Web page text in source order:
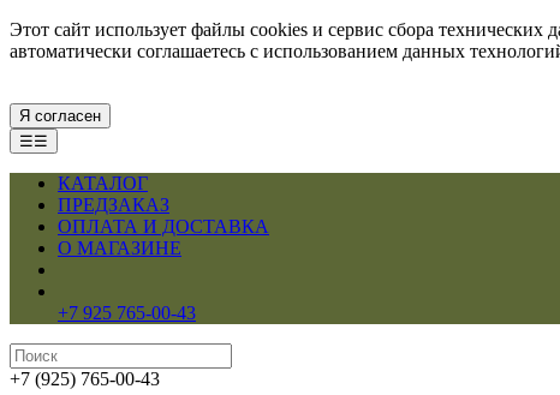
Этот сайт использует файлы cookies и сервис сбора
автоматически соглашаетесь с использованием данных
Я согласен
☰☰
КАТАЛОГ
ПРЕДЗАКАЗ
ОПЛАТА И ДОСТАВКА
О МАГАЗИНЕ
+7 925 765-00-43
+7 (925) 765-00-43